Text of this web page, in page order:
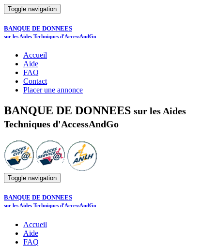
Toggle navigation
BANQUE DE DONNEES
sur les Aides Techniques d'AccessAndGo
Accueil
Aide
FAQ
Contact
Placer une annonce
BANQUE DE DONNEES sur les Aides
Techniques d'AccessAndGo
Toggle navigation
BANQUE DE DONNEES
sur les Aides Techniques d'AccessAndGo
Accueil
Aide
FAQ